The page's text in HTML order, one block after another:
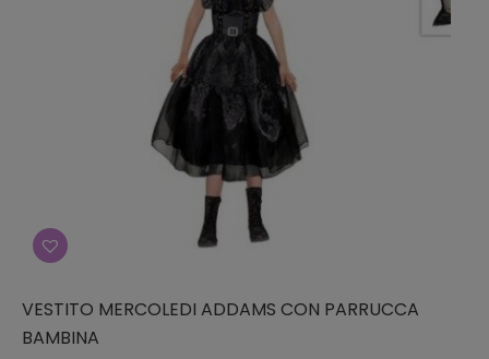
VESTITO MERCOLEDI ADDAMS CON PARRUCCA
BAMBINA